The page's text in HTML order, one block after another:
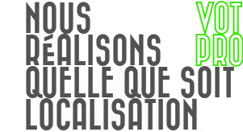
NOUS
RÉALISONS
QUELLE QUE
LOCALISATION